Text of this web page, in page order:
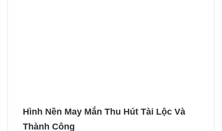
Hình Nền May Mắn Thu Hút Tài Lộc Và
Thành Công